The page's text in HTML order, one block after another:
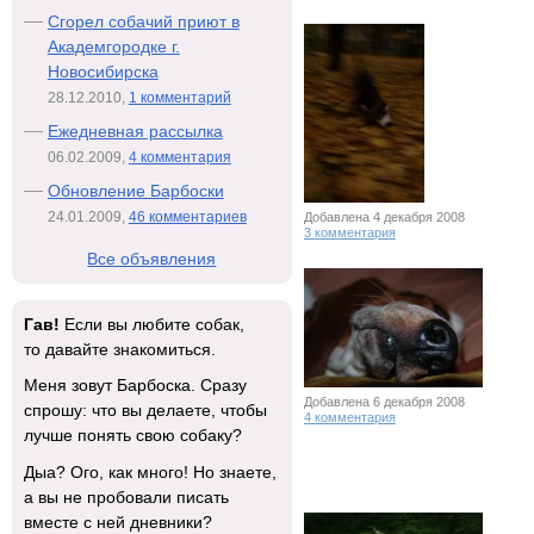
Добавлена 4 декабря 2008
3 комментария
Добавлена 6 декабря 2008
4 комментария
Сгорел собачий приют в
Академгородке г.
Новосибирска
28.12.2010, 1 комментарий
Ежедневная рассылка
06.02.2009, 4 комментария
Обновление Барбоски
24.01.2009, 46 комментариев
Все объявления
Гав! Если вы любите собак,
то давайте знакомиться.
Меня зовут Барбоска. Сразу
спрошу: что вы делаете, чтобы
лучше понять свою собаку?
Дыа? Ого, как много! Но знаете,
а вы не пробовали писать
вместе с ней дневники?